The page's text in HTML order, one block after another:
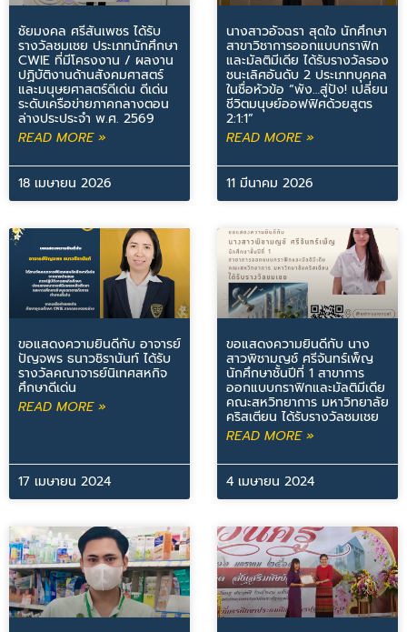
ชัยมงคล ศรีสันเพชร ได้รับ
รางวัลชมเชย ประเภทนักศึกษา
CWIE ที่มีโครงงาน / ผลงาน
ปฏิบัติงานด้านสังคมศาสตร์
และมนุษยศาสตร์ดีเด่น ดีเด่น
ระดับเครือข่ายภาคกลางตอน
ล่างประประจำ พ.ศ. 2569
READ MORE »
18 เมษายน 2026
นางสาวอัจฉรา สุดใจ นักศึกษา
สาขาวิชาการออกแบบกราฟิก
และมัลติมีเดีย ได้รับรางวัลรอง
ชนะเลิศอันดับ 2 ประเภทบุคคล
ในชื่อหัวข้อ “พัง…สู่ปัง! เปลี่ยน
ชีวิตมนุษย์ออฟฟิศด้วยสูตร
2:1:1”
READ MORE »
11 มีนาคม 2026
ขอแสดงความยินดีกับ อาจารย์
ปัญจพร ธนาวชิรานันท์ ได้รับ
รางวัลคณาจารย์นิเทศสหกิจ
ศึกษาดีเด่น
READ MORE »
17 เมษายน 2024
ขอแสดงความยินดีกับ นาง
สาวพิชามญช์ ศรีจันทร์เพ็ญ
นักศึกษาชั้นปีที่ 1 สาขาการ
ออกแบบกราฟิกและมัลติมีเดีย
คณะสหวิทยาการ มหาวิทยาลัย
คริสเตียน ได้รับรางวัลชมเชย
READ MORE »
4 เมษายน 2024